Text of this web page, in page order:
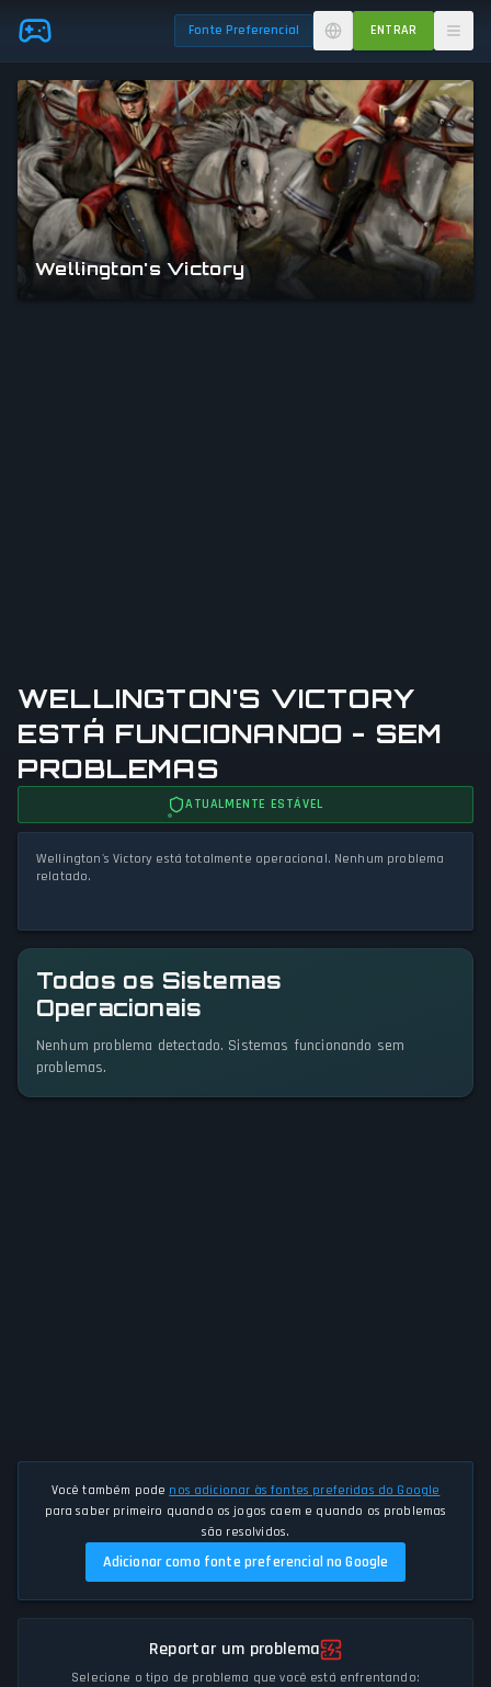
Skip to main content Fonte Preferencial ENTRAR
WELLINGTON'S VICTORY
ESTÁ FUNCIONANDO - SEM
PROBLEMAS
ATUALMENTE ESTÁVEL
Wellington's Victory está totalmente operacional. Nenhum problema
relatado.
Todos os Sistemas
Operacionais
Nenhum problema detectado. Sistemas funcionando sem
problemas.
Você também pode nos adicionar às fontes preferidas do Google
para saber primeiro quando os jogos caem e quando os problemas
são resolvidos.
Adicionar como fonte preferencial no Google
Reportar um problema
Selecione o tipo de problema que você está enfrentando:
Wellington's Victory